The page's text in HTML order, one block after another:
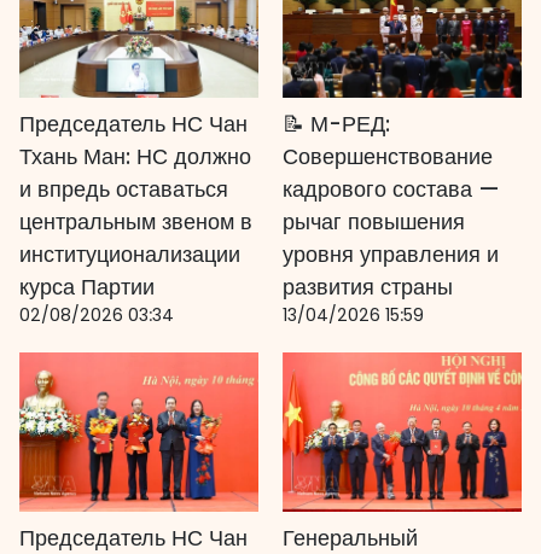
Председатель НС Чан
Тхань Ман: НС должно
и впредь оставаться
центральным звеном в
институционализации
курса Партии
02/08/2026 03:34
📝 М-РЕД:
Совершенствование
кадрового состава —
рычаг повышения
уровня управления и
развития страны
13/04/2026 15:59
Председатель НС Чан
Генеральный